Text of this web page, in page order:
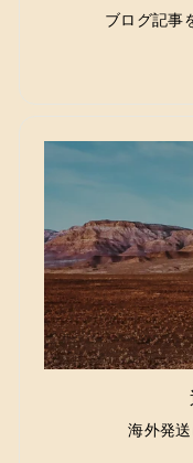
ブログ記事
海外発